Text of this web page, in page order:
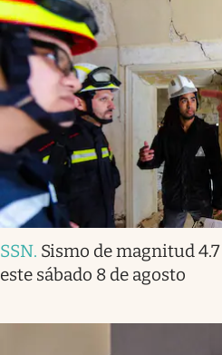
SSN. Sismo de magnitud
este sábado 8 de agosto